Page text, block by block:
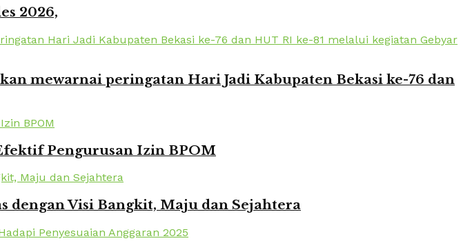
2026,
mewarnai peringatan Hari Jadi Kabupaten Bekasi ke-76 dan
Pengurusan Izin BPOM
dengan Visi Bangkit, Maju dan Sejahtera